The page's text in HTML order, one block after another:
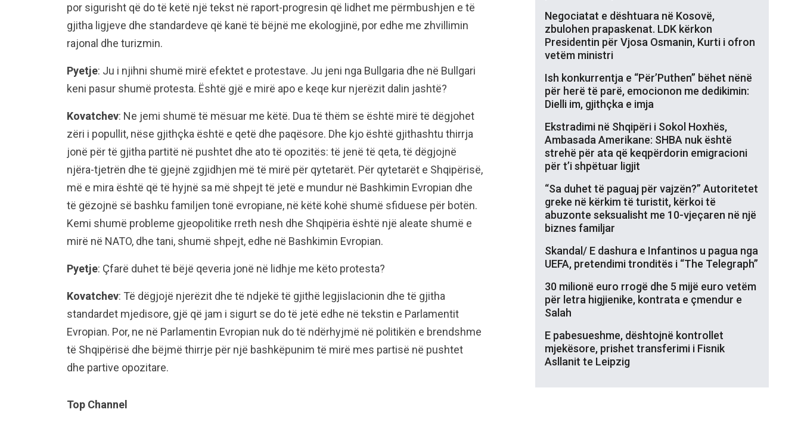
por sigurisht që do të ketë një tekst në raport-progresin që lidhet me përmbushjen e të
gjitha ligjeve dhe standardeve që kanë të bëjnë me ekologjinë, por edhe me zhvillimin
rajonal dhe turizmin.
Pyetje: Ju i njihni shumë mirë efektet e protestave. Ju jeni nga Bullgaria dhe në Bullgari
keni pasur shumë protesta. Është gjë e mirë apo e keqe kur njerëzit dalin jashtë?
Kovatchev: Ne jemi shumë të mësuar me këtë. Dua të thëm se është mirë të dëgjohet
zëri i popullit, nëse gjithçka është e qetë dhe paqësore. Dhe kjo është gjithashtu thirrja
jonë për të gjitha partitë në pushtet dhe ato të opozitës: të jenë të qeta, të dëgjojnë
njëra-tjetrën dhe të gjejnë zgjidhjen më të mirë për qytetarët. Për qytetarët e Shqipërisë,
më e mira është që të hyjnë sa më shpejt të jetë e mundur në Bashkimin Evropian dhe
të gëzojnë së bashku familjen tonë evropiane, në këtë kohë shumë sfiduese për botën.
Kemi shumë probleme gjeopolitike rreth nesh dhe Shqipëria është një aleate shumë e
mirë në NATO, dhe tani, shumë shpejt, edhe në Bashkimin Evropian.
Pyetje: Çfarë duhet të bëjë qeveria jonë në lidhje me këto protesta?
Kovatchev: Të dëgjojë njerëzit dhe të ndjekë të gjithë legjislacionin dhe të gjitha
standardet mjedisore, gjë që jam i sigurt se do të jetë edhe në tekstin e Parlamentit
Evropian. Por, ne në Parlamentin Evropian nuk do të ndërhyjmë në politikën e brendshme
të Shqipërisë dhe bëjmë thirrje për një bashkëpunim të mirë mes partisë në pushtet
dhe partive opozitare.
Top Channel
Negociatat e dështuara në Kosovë,
zbulohen prapaskenat. LDK kërkon
Presidentin për Vjosa Osmanin, Kurti i ofron
vetëm ministri
Ish konkurrentja e “Për’Puthen” bëhet nënë
për herë të parë, emocionon me dedikimin:
Dielli im, gjithçka e imja
Ekstradimi në Shqipëri i Sokol Hoxhës,
Ambasada Amerikane: SHBA nuk është
strehë për ata që keqpërdorin emigracioni
për t’i shpëtuar ligjit
“Sa duhet të paguaj për vajzën?” Autoritetet
greke në kërkim të turistit, kërkoi të
abuzonte seksualisht me 10-vjeçaren në një
biznes familjar
Skandal/ E dashura e Infantinos u pagua nga
UEFA, pretendimi tronditës i “The Telegraph”
30 milionë euro rrogë dhe 5 mijë euro vetëm
për letra higjienike, kontrata e çmendur e
Salah
E pabesueshme, dështojnë kontrollet
mjekësore, prishet transferimi i Fisnik
Asllanit te Leipzig